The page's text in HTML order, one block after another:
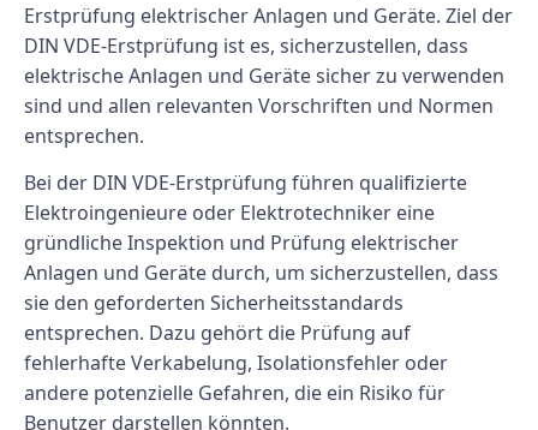
Erstprüfung elektrischer Anlagen und Geräte. Ziel der
DIN VDE-Erstprüfung ist es, sicherzustellen, dass
elektrische Anlagen und Geräte sicher zu verwenden
sind und allen relevanten Vorschriften und Normen
entsprechen.
Bei der DIN VDE-Erstprüfung führen qualifizierte
Elektroingenieure oder Elektrotechniker eine
gründliche Inspektion und Prüfung elektrischer
Anlagen und Geräte durch, um sicherzustellen, dass
sie den geforderten Sicherheitsstandards
entsprechen. Dazu gehört die Prüfung auf
fehlerhafte Verkabelung, Isolationsfehler oder
andere potenzielle Gefahren, die ein Risiko für
Benutzer darstellen könnten.